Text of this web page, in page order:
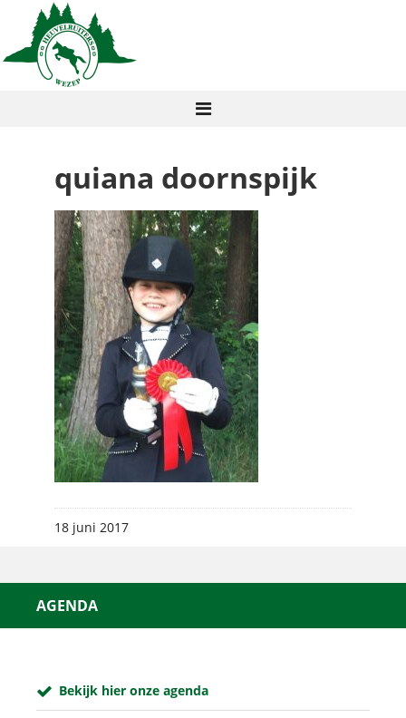
quiana doornspijk
18 juni 2017
AGENDA
Bekijk hier onze agenda